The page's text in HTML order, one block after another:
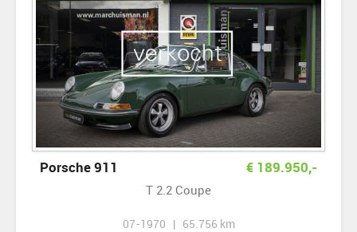
Porsche 911 € 189.950,-
T 2.2 Coupe
07-1970 | 65.756 km